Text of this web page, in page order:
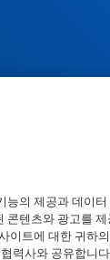
능의 제공과 데이
콘텐츠와 광고를
이트에 대한 귀하
력사와 공유합니
표| 개인정